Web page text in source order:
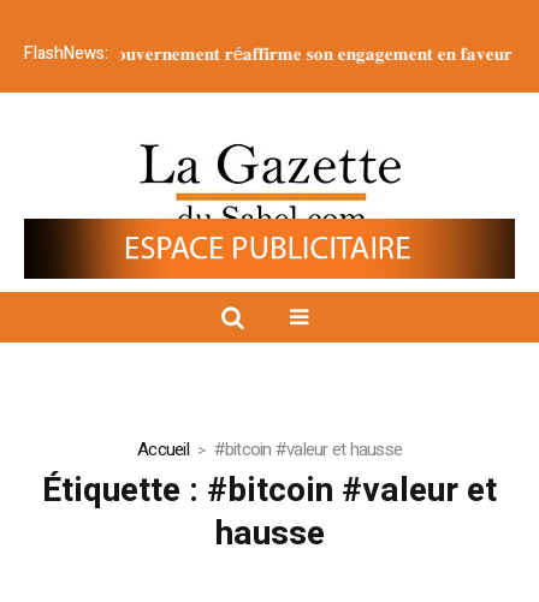
FlashNews:
: 𝐥𝐞 g𝐨𝐮𝐯𝐞𝐫𝐧𝐞𝐦𝐞𝐧𝐭 𝐫é𝐚𝐟𝐟𝐢𝐫𝐦𝐞 𝐬𝐨𝐧 𝐞𝐧𝐠𝐚𝐠𝐞𝐦𝐞𝐧𝐭 𝐞𝐧 𝐟𝐚𝐯𝐞𝐮𝐫 𝐝’𝐮𝐧𝐞
Accueil #bitcoin #valeur et hausse
Étiquette : #bitcoin #valeur et
hausse